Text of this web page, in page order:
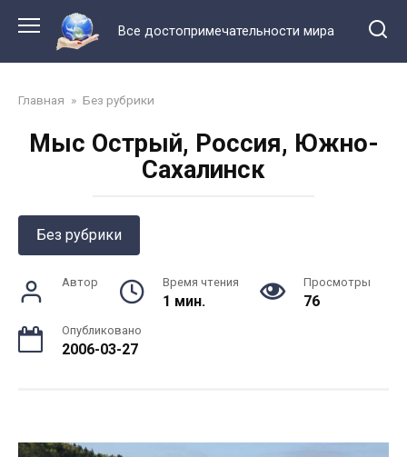
контенту
Все достопримечательности мира
Главная » Без рубрики
Мыс Острый, Россия, Южно-
Сахалинск
Без рубрики
Автор Время чтения
1 мин.
Просмотры
76
Опубликовано
2006-03-27